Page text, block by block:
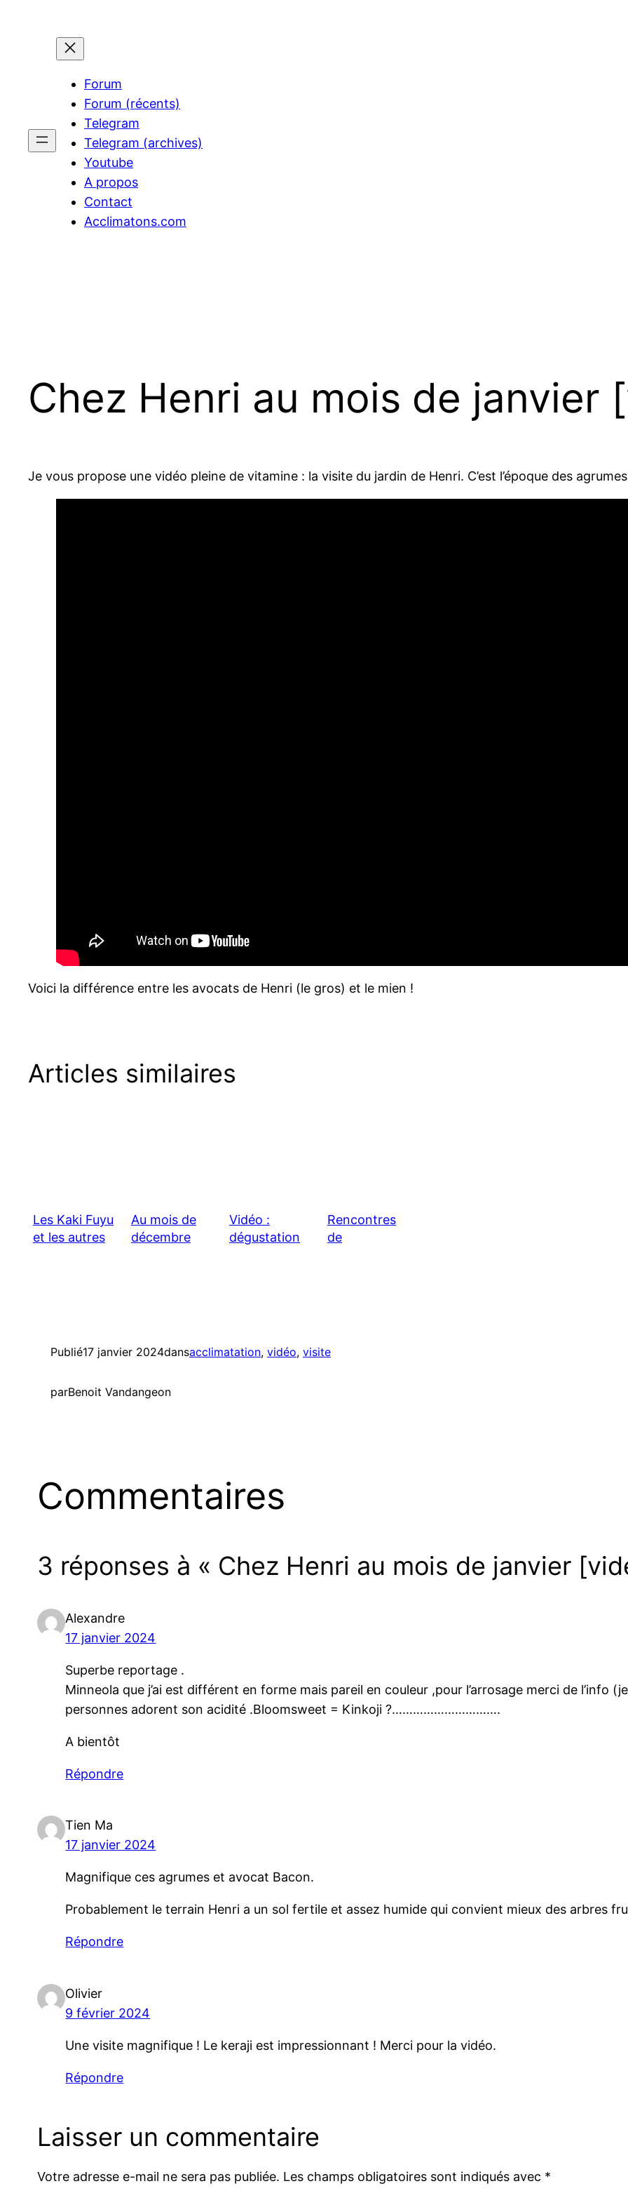
Forum
Forum (récents)
Telegram
Telegram (archives)
Youtube
A propos
Contact
Acclimatons.com
Chez Henri au mois de janvier
Je vous propose une vidéo pleine de vitamine : la visite du jardin de Henri. C’est l’époque des
Voici la différence entre les avocats de Henri (le gros) et le mien !
Articles similaires
Les Kaki Fuyu
et les autres
Au mois de
décembre
Vidéo :
dégustation
Rencontres
de
Publié17 janvier 2024dansacclimatation, vidéo, visite
parBenoit Vandangeon
Commentaires
3 réponses à « Chez Henri au mois de janvier
Alexandre
17 janvier 2024
Superbe reportage .
Minneola que j’ai est différent en forme mais pareil en couleur ,pour l’arrosage merci de l’info
personnes adorent son acidité .Bloomsweet = Kinkoji ?………………………….
A bientôt
Répondre
Tien Ma
17 janvier 2024
Magnifique ces agrumes et avocat Bacon.
Probablement le terrain Henri a un sol fertile et assez humide qui convient mieux des arbres
Répondre
Olivier
9 février 2024
Une visite magnifique ! Le keraji est impressionnant ! Merci pour la vidéo.
Répondre
Laisser un commentaire
Votre adresse e-mail ne sera pas publiée. Les champs obligatoires sont indiqués avec *